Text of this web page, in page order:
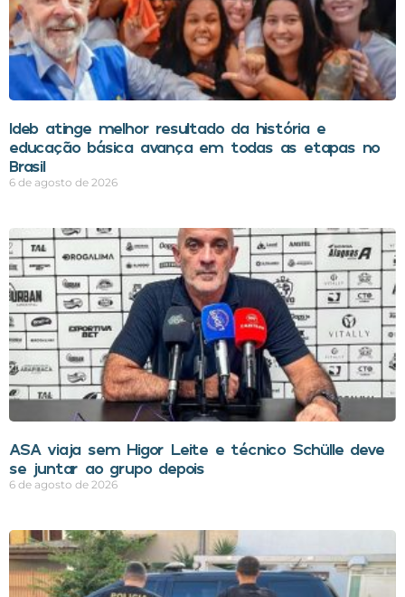
Ideb atinge melhor resultado da história e
educação básica avança em todas as etapas no
Brasil
6 de agosto de 2026
ASA viaja sem Higor Leite e técnico Schülle deve
se juntar ao grupo depois
6 de agosto de 2026